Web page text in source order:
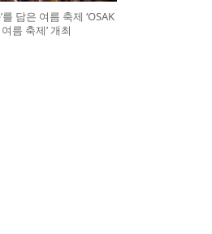
담은 여름 축제 ‘OSAK
름 축제’ 개최